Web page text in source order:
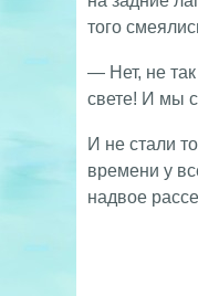
того
— Нет, не
свете! И мы
И не стали
времени у
надвое